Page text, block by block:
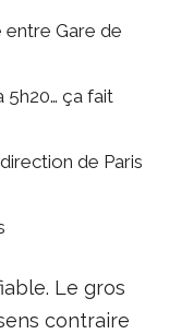
entre Gare de
5h20… ça fait
de Paris
Le gros
contraire